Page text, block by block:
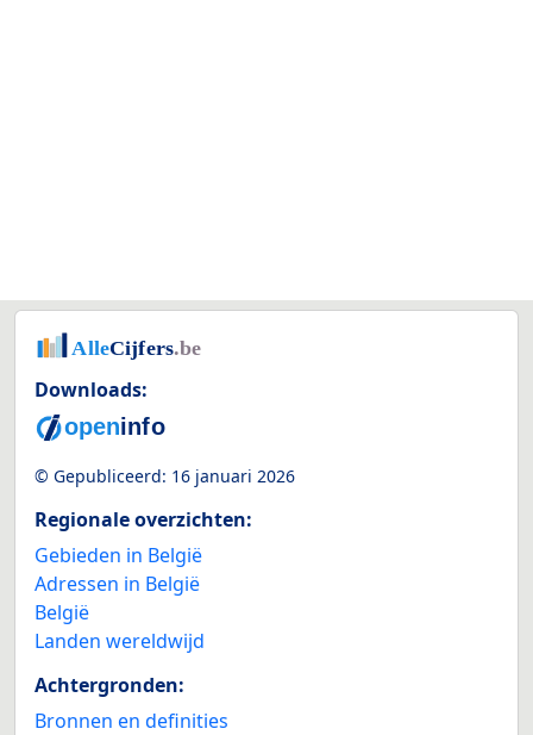
Downloads:
© Gepubliceerd: 16 januari 2026
Regionale overzichten:
Gebieden in België
Adressen in België
België
Landen wereldwijd
Achtergronden:
Bronnen en definities